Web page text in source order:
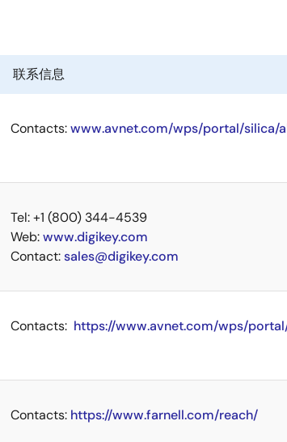
联系信息
Contacts:www.avnet.com/wps/portal/
Tel: +1 (800) 344-4539
Web:www.digikey.com
Contact:sales@digikey.com
Contacts: https://www.avnet.com/wps/
Contacts: https://www.farnell.com/reach/